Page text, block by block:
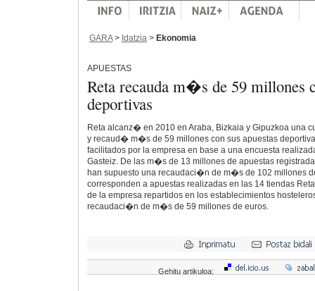
GARA> Idatzia > Ekonomia
APUESTAS
Reta recauda m�s de 59 millones
deportivas
Reta alcanz� en 2010 en Araba, Bizkaia y Gipuzkoa una
y recaud� m�s de 59 millones con sus apuestas
facilitados por la empresa en base a una encuesta
Gasteiz. De las m�s de 13 millones de apuestas
han supuesto una recaudaci�n de m�s de 102 millones
corresponden a apuestas realizadas en las 14 tiendas
de la empresa repartidos en los establecimientos
recaudaci�n de m�s de 59 millones de euros.
Gehitu artikuloa: